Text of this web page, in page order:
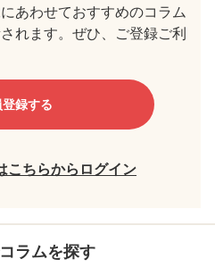
あわせておすすめのコラム
れます。ぜひ、ご登録ご利
録する
こちらからログイン
ラムを探す